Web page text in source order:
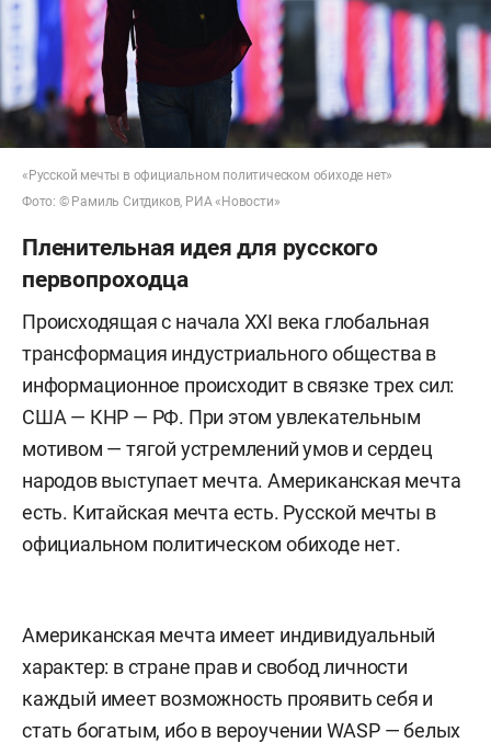
«Русской мечты в официальном политическом обиходе нет»
Фото: © Рамиль Ситдиков, РИА «Новости»
Пленительная идея для русского
первопроходца
Происходящая с начала XXI века глобальная
трансформация индустриального общества в
информационное происходит в связке трех сил:
США — КНР — РФ. При этом увлекательным
мотивом — тягой устремлений умов и сердец
народов выступает мечта. Американская мечта
есть. Китайская мечта есть. Русской мечты в
официальном политическом обиходе нет.
Американская мечта имеет индивидуальный
характер: в стране прав и свобод личности
каждый имеет возможность проявить себя и
стать богатым, ибо в вероучении WASP — белых